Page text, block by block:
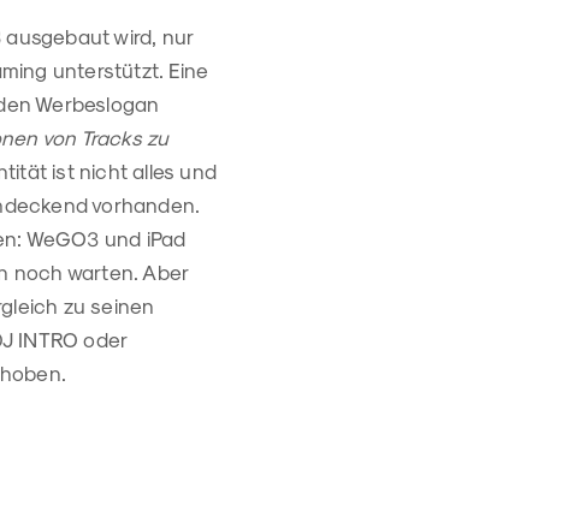
ausgebaut wird, nur
unterstützt. Eine
Werbeslogan
von Tracks zu
ist nicht alles und
vorhanden.
WeGO3 und iPad
noch warten. Aber
zu seinen
INTRO oder